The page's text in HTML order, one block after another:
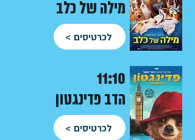
מילה של כלב
לכרטיסים >
הדב פדינגטון
11:10
לכרטיסים >